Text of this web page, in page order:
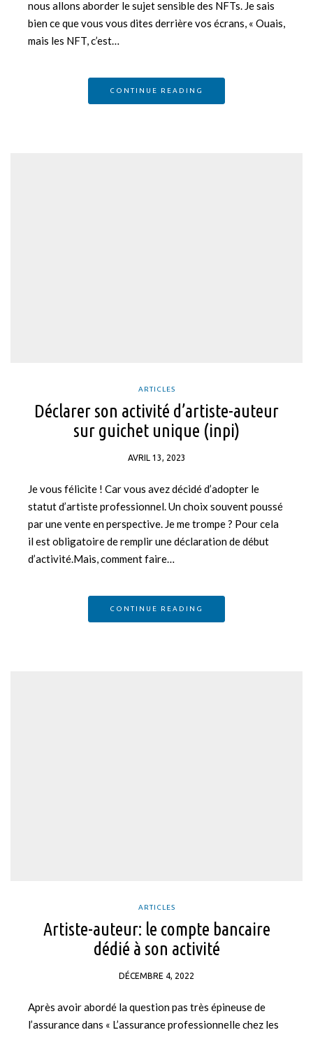
nous allons aborder le sujet sensible des NFTs. Je sais
bien ce que vous vous dites derrière vos écrans, « Ouais,
mais les NFT, c’est…
CONTINUE READING
ARTICLES
Déclarer son activité d’artiste-auteur
sur guichet unique (inpi)
AVRIL 13, 2023
Je vous félicite ! Car vous avez décidé d’adopter le
statut d’artiste professionnel. Un choix souvent poussé
par une vente en perspective. Je me trompe ? Pour cela
il est obligatoire de remplir une déclaration de début
d’activité.Mais, comment faire…
CONTINUE READING
ARTICLES
Artiste-auteur: le compte bancaire
dédié à son activité
DÉCEMBRE 4, 2022
Après avoir abordé la question pas très épineuse de
l’assurance dans « L’assurance professionnelle chez les